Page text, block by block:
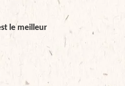
le meilleur